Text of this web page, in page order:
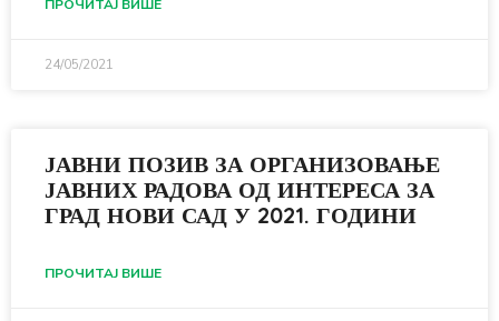
ПРОЧИТАЈ ВИШЕ
24/05/2021
ЈАВНИ ПОЗИВ ЗА ОРГАНИЗОВАЊЕ
ЈАВНИХ РАДОВА ОД ИНТЕРЕСА ЗА
ГРАД НОВИ САД У 2021. ГОДИНИ
ПРОЧИТАЈ ВИШЕ